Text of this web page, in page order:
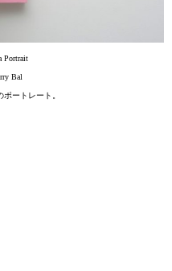
Portrait
Bal
ートレート。